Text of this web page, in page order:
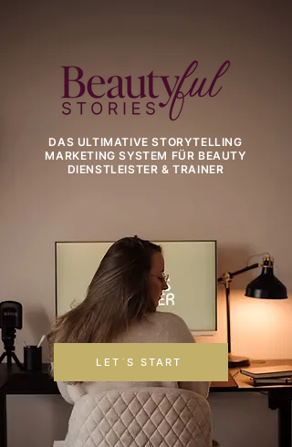
DAS ULTIMATIVE STORYTELLING
MARKETING SYSTEM FÜR BEAUTY
DIENSTLEISTER & TRAINER
LET´S START